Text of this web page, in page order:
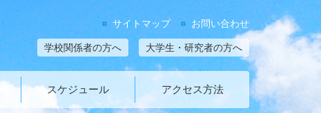
お問い合わせ
サイトマップ
大学生・研究者の方へ
学校関係者の方へ
スケジュール アクセス方法